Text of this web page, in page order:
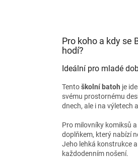
Pro koho a kdy se
hodí?
Ideální pro mladé
Tentoškolní batoh je
svému prostornému
dnech, ale i na výletech
Pro milovníky komiksů
doplňkem, který nabízí
Jeho lehká konstrukce
každodenním nošení.